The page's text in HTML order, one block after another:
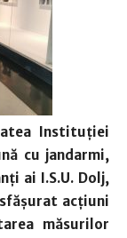
Instituţiei
cu jandarmi,
ai I.S.U. Dolj,
acţiuni
măsurilor